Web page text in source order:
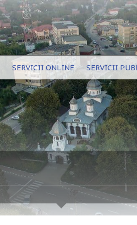
SERVICII ONLINE SERVICII